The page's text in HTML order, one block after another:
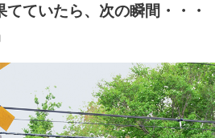
てていたら、次の瞬間・・・